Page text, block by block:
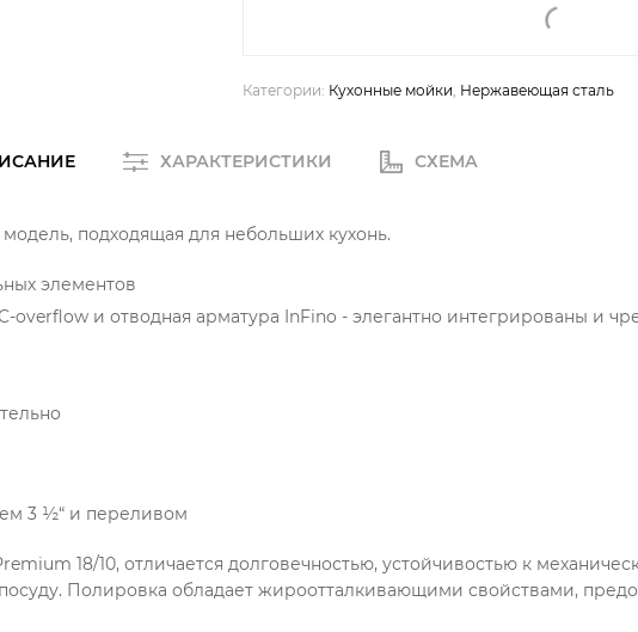
Категории: Кухонные мойки, Нержавеющая сталь
ХАРАКТЕРИСТИКИ СХЕМА
подходящая для небольших кухонь.
элементов
и отводная арматура InFino - элегантно интегрированы и
3 ½“ и переливом
18/10, отличается долговечностью, устойчивостью к
Полировка обладает жироотталкивающими свойствами,